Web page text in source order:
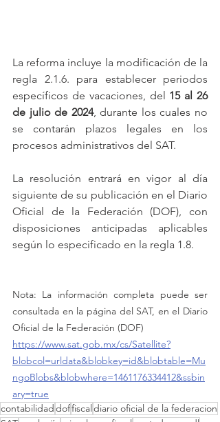
La reforma incluye la modificación de la
regla 2.1.6. para establecer periodos
específicos de vacaciones, del 15 al 26
de julio de 2024, durante los cuales no
se contarán plazos legales en los
procesos administrativos del SAT.
La resolución entrará en vigor al día
siguiente de su publicación en el Diario
Oficial de la Federación (DOF), con
disposiciones anticipadas aplicables
según lo especificado en la regla 1.8.
Nota: La información completa puede ser
consultada en la página del SAT, en el Diario
Oficial de la Federación (DOF)
https://www.sat.gob.mx/cs/Satellite?
blobcol=urldata&blobkey=id&blobtable=Mu
ngoBlobs&blobwhere=1461176334412&ssbin
ary=true
contabilidad doffiscal diario oficial de la federacion